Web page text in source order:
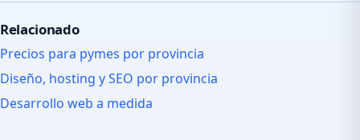
Relacionado
Precios para pymes por provincia
Diseño, hosting y SEO por provincia
Desarrollo web a medida